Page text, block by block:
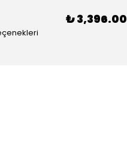
₺ 3,396.00